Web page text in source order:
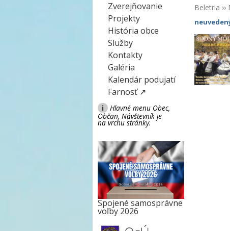
Beletria ››
Zverejňovanie
Projekty
História obce
Služby
Kontakty
Galéria
Kalendár podujatí
Farnosť ↗
i
Hlavné menu Obec,
Občan, Návštevník je
na vrchu stránky.
Spojené samosprávne
voľby 2026